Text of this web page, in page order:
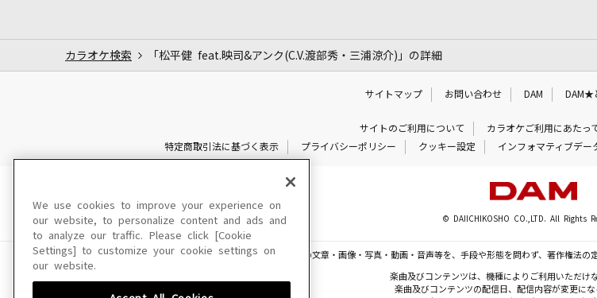
カラオケ検索 「松平健 feat.映司&アンク(C.V.渡部秀・三浦涼介)」の詳細
サイトマップ お問い合わせ DAM DAM★
サイトのご利用について カラオケご利用にあたっ
特定商取引法に基づく表示
プライバシーポリシー クッキー設定 インフォマティブデー
© DAIICHIKOSHO CO.,LTD. All Rights
このサイトに掲載されている一切の文章・画像・写真・動画・音声等を、手段や形態を問わず、著作権法
楽曲及びコンテンツは、機種によりご利用いただけ
楽曲及びコンテンツの配信日、配信内容が変更にな
We use cookies to improve your experience on
our website, to personalize content and ads and
to analyze our traffic. Please click [Cookie
Settings] to customize your cookie settings on
our website.